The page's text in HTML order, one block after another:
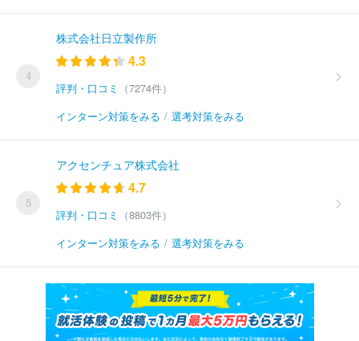
4
株式会社日立製作所
4.3
評判・口コミ
（7274件）
インターン対策をみる / 選考対策をみる
5
アクセンチュア株式会社
4.7
評判・口コミ
（8803件）
インターン対策をみる / 選考対策をみる